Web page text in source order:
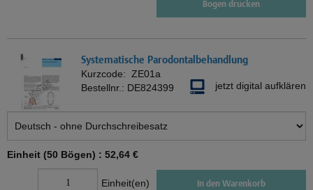
Bogen drucken
Systematische Parodontalbehandlung
Kurzcode: ZE01a
Bestellnr.: DE824399 jetzt digital aufklären
Einheit (50 Bögen) : 52,64 €
Einheit(en) In den Warenkorb